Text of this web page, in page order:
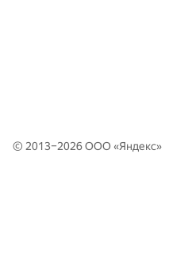
© 2013–2026 ООО «Яндекс»